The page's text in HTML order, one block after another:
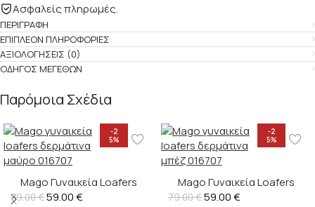
Ασφαλείς πληρωμές.
ΠΕΡΙΓΡΑΦΉ
ΕΠΙΠΛΈΟΝ ΠΛΗΡΟΦΟΡΊΕΣ
ΑΞΙΟΛΟΓΉΣΕΙΣ (0)
ΟΔΗΓΌΣ ΜΕΓΕΘΏΝ
Παρόμοια Σχέδια
-2
5%
Mago Γυναικεία Loafers
Δερμάτινα – 016707
79.00€59.00€
-2
5%
Mago Γυναικεία Loafers
Δερμάτινα – 016707
79.00€59.00€